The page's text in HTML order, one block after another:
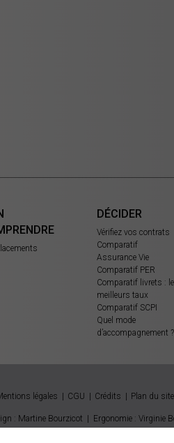
DÉCIDER
Vérifiez vos contrats
Comparatif
Assurance Vie
Comparatif PER
Comparatif livrets :
meilleurs taux
Comparatif SCPI
Quel mode
d’accompagnement ?
légales CGU Crédits Plan du site
: Martine Bourzicot Ergonomie : Virginie